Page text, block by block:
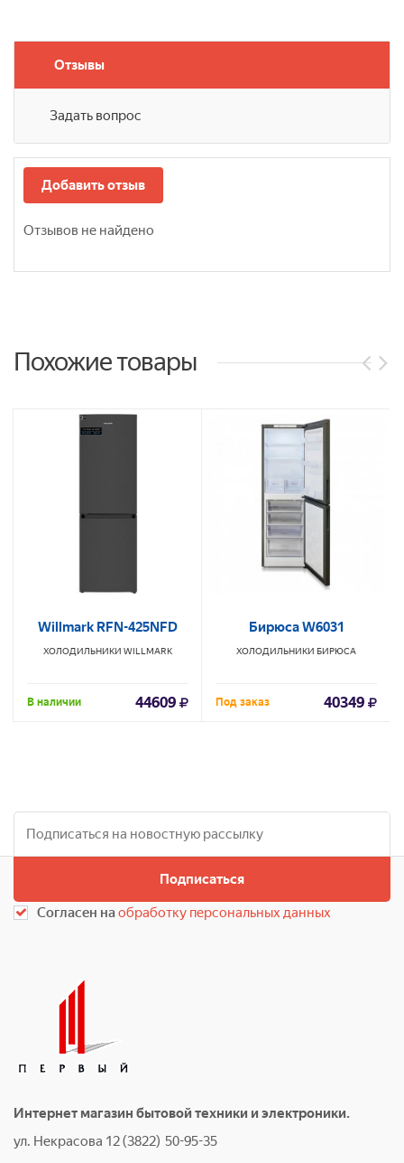
Отзывы
Задать вопрос
Добавить отзыв
Отзывов не найдено
Похожие товары
Willmark RFN-425NFD
ХОЛОДИЛЬНИКИ WILLMARK
В наличии 44609
Бирюса W6031
ХОЛОДИЛЬНИКИ БИРЮСА
Под заказ 40349
Подписаться
Согласен наобработку персональных данных
Интернет магазин бытовой техники и электроники.
ул. Некрасова 12 (3822) 50-95-35